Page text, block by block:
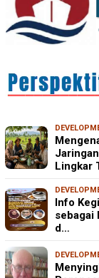
Lingkar
Info
sebagai
d…